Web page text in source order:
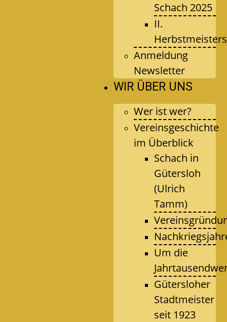
Schach 2025
II.
Anmeldung
Newsletter
WIR ÜBER UNS
Wer ist wer?
Vereinsgeschichte
im Überblick
Schach in
Gütersloh
(Ulrich
Tamm)
Um die
Gütersloher
Stadtmeister
seit 1923